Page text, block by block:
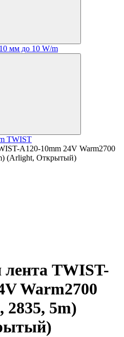
мм до 10 W/m
TWIST
A120-10mm 24V Warm2700
(Arlight, Открытый)
лента TWIST-
Warm2700
2835, 5m)